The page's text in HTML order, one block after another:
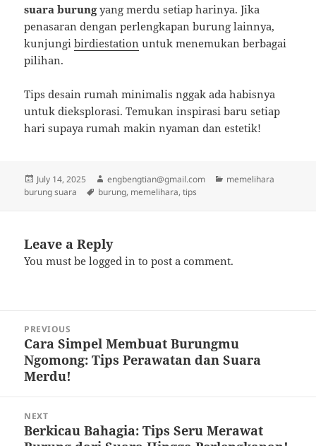
suara burungyang merdu setiap harinya. Jika
penasaran dengan perlengkapan burung lainnya,
kunjungibirdiestation untuk menemukan berbagai
pilihan.
Tips desain rumah minimalis nggak ada habisnya
untuk dieksplorasi. Temukan inspirasi baru setiap
hari supaya rumah makin nyaman dan estetik!
Posted
on
July 14, 2025 Author
engbengtian@gmail.com Categories
memelihara
burung suara
Tags
burung, memelihara,tips
Leave a Reply
You must belogged in to post a comment.
navigation
PREVIOUS
Previous
post:
Cara Simpel Membuat Burungmu
Ngomong: Tips Perawatan dan Suara
Merdu!
NEXT
Next
Berkicau Bahagia: Tips Seru Merawat